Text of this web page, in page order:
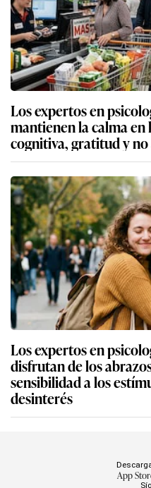
Los expertos en
mantienen la calma
cognitiva, gratitud y
Los expertos en
disfrutan de los
sensibilidad a los
desinterés
App